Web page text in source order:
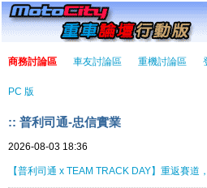
商務討論區 車友討論區 重機討論區
PC 版
:: 普利司通-忠信實業
2026-08-03 18:36
【普利司通 x TEAM TRACK DAY】重返賽道